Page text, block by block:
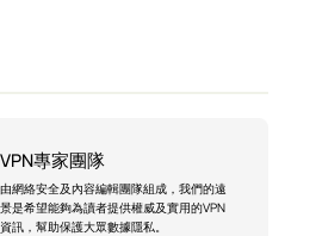
VPN專家團隊
由網絡安全及內容編輯團隊組成，我們的遠
景是希望能夠為讀者提供權威及實用的VPN
資訊，幫助保護大眾數據隱私。